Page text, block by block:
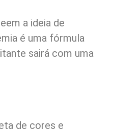
a ideia de
é uma fórmula
sairá com uma
de cores e